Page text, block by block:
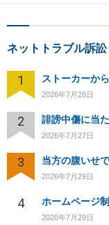
ネットトラブル訴
1 ストーカーか
2026年7月28日
2
2026年7月27日
3
2026年7月29日
4
2026年7月29日